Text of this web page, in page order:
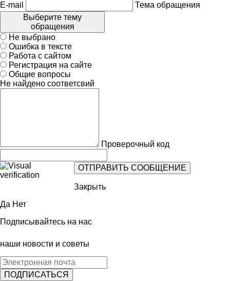
E-mail
Тема обращения
Выберите тему
обращения
Не выбрано
Ошибка в тексте
Работа с сайтом
Регистрация на сайте
Общие вопросы
Не найдено соответсвий
Проверочный код
Закрыть
Да Нет
Подписывайтесь на нас
наши новости и советы